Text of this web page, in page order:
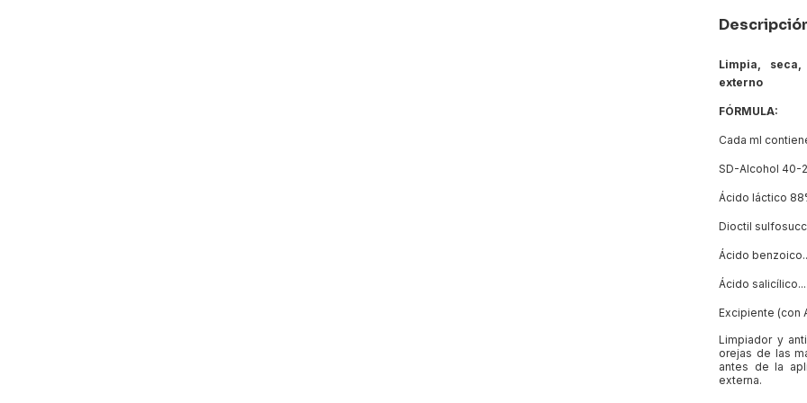
Limpia,
externo
FÓRMULA:
Cada ml
SD-Alcohol 40-2
Ácido láctico
Dioctil
Ácido
Ácido
Excipiente (con
Limpiador y
orejas de las
antes de la
externa.